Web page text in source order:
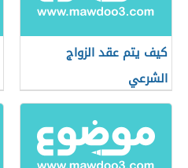
كيف يتم عقد الزواج
الشرعي